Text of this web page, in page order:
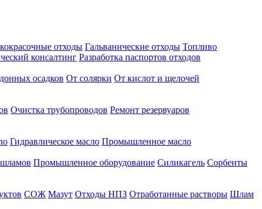
отходы Гальванические отходы Топливо
консалтинг Разработка паспортов отходов
осадков От солярки От кислот и щелочей
Очистка трубопроводов Ремонт резервуаров
Гидравлическое масло Промышленное масло
Промышленное оборудование Силикагель Сорбенты
СОЖ Мазут Отходы НПЗ Отработанные растворы Шлам